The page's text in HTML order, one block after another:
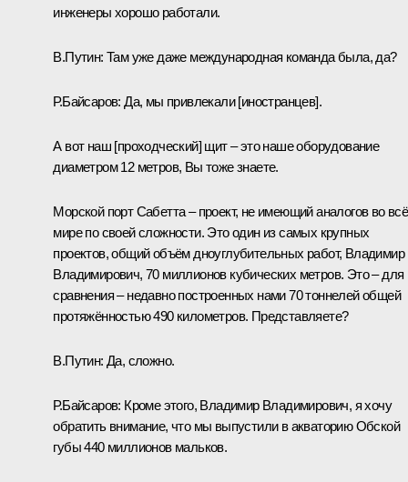
инженеры хорошо работали.
В.Путин: Там уже даже международная команда была, да?
Р.Байсаров: Да, мы привлекали [иностранцев].
А вот наш [проходческий] щит – это наше оборудование
диаметром 12 метров, Вы тоже знаете.
Морской порт Сабетта – проект, не имеющий аналогов во
мире по своей сложности. Это один из самых крупных
проектов, общий объём дноуглубительных работ, Владимир
Владимирович, 70 миллионов кубических метров. Это – для
сравнения – недавно построенных нами 70 тоннелей общей
протяжённостью 490 километров. Представляете?
В.Путин: Да, сложно.
Р.Байсаров: Кроме этого, Владимир Владимирович, я хочу
обратить внимание, что мы выпустили в акваторию Обской
губы 440 миллионов мальков.